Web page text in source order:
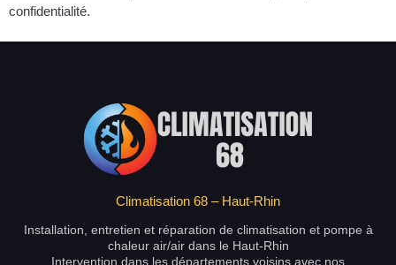
confidentialité.
Climatisation 68 – Haut-Rhin
Installation, entretien et réparation de climatisation et pompe à
chaleur air/air dans le Haut-Rhin
Intervention dans les départements voisins avec nos